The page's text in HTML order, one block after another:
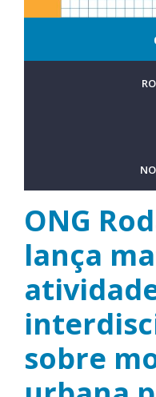
ONG
lança
sobre